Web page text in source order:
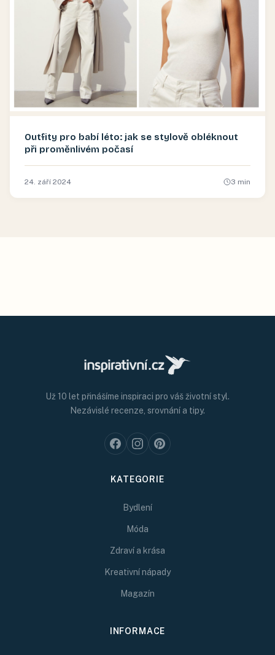
Outfity pro babí léto: jak se stylově obléknout
při proměnlivém počasí
24. září 2024 3 min
Už 10 let přinášíme inspiraci pro váš životní styl.
Nezávislé recenze, srovnání a tipy.
KATEGORIE
Bydlení
Móda
Zdraví a krása
Kreativní nápady
Magazín
INFORMACE